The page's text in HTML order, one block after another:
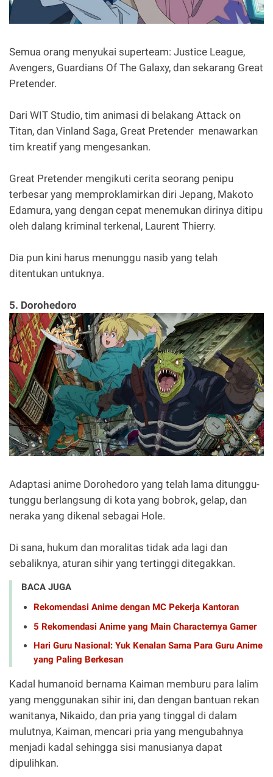
Semua orang menyukai superteam: Justice League,
Avengers, Guardians Of The Galaxy, dan sekarang Great
Pretender.
Dari WIT Studio, tim animasi di belakang Attack on
Titan, dan Vinland Saga, Great Pretender menawarkan
tim kreatif yang mengesankan.
Great Pretender mengikuti cerita seorang penipu
terbesar yang memproklamirkan diri Jepang, Makoto
Edamura, yang dengan cepat menemukan dirinya ditipu
oleh dalang kriminal terkenal, Laurent Thierry.
Dia pun kini harus menunggu nasib yang telah
ditentukan untuknya.
5. Dorohedoro
Adaptasi anime Dorohedoro yang telah lama ditunggu-
tunggu berlangsung di kota yang bobrok, gelap, dan
neraka yang dikenal sebagai Hole.
Di sana, hukum dan moralitas tidak ada lagi dan
sebaliknya, aturan sihir yang tertinggi ditegakkan.
BACA JUGA
Rekomendasi Anime dengan MC Pekerja Kantoran
5 Rekomendasi Anime yang Main Characternya Gamer
Hari Guru Nasional: Yuk Kenalan Sama Para Guru Anime
yang Paling Berkesan
Kadal humanoid bernama Kaiman memburu para lalim
yang menggunakan sihir ini, dan dengan bantuan rekan
wanitanya, Nikaido, dan pria yang tinggal di dalam
mulutnya, Kaiman, mencari pria yang mengubahnya
menjadi kadal sehingga sisi manusianya dapat
dipulihkan.